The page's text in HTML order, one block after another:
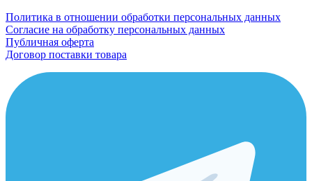
Политика в отношении обработки персональных данных
Согласие на обработку персональных данных
Публичная оферта
Договор поставки товара